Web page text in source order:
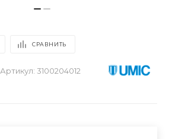
СРАВНИТЬ
Артикул: 3100204012